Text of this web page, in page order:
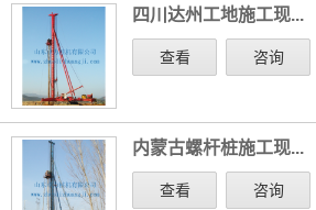
四川达州工地施工现...
查看 咨询
内蒙古螺杆桩施工现...
查看 咨询